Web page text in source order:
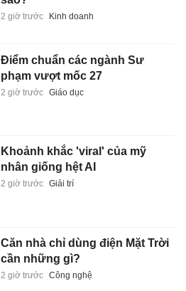
2 giờ trước Kinh doanh
Điểm chuẩn các ngành Sư
phạm vượt mốc 27
2 giờ trước Giáo dục
Khoảnh khắc 'viral' của mỹ
nhân giống hệt AI
2 giờ trước Giải trí
Căn nhà chỉ dùng điện Mặt Trời
cần những gì?
2 giờ trước Công nghệ